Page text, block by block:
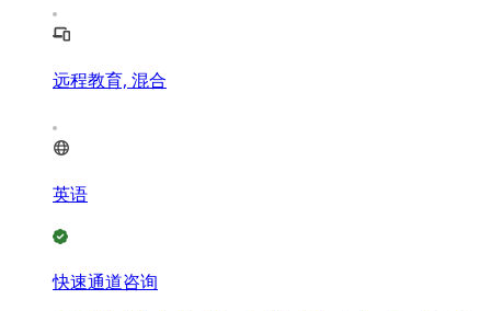
远程教育, 混合
英语
快速通道咨询